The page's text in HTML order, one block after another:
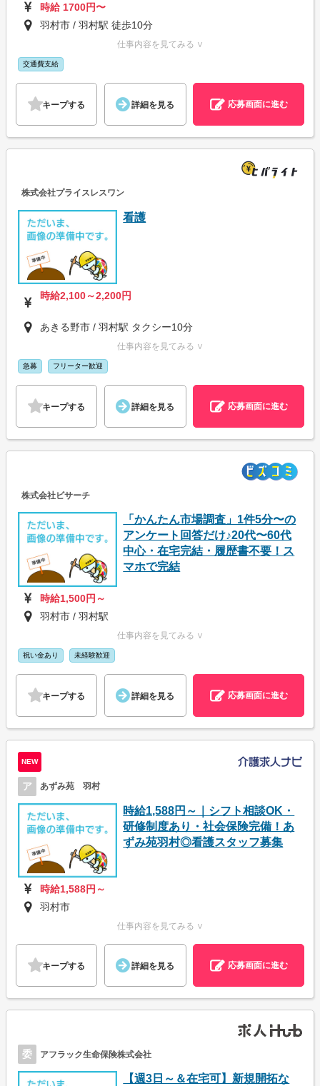
時給 1700円〜
羽村市 / 羽村駅 徒歩10分
仕事内容を見てみる ∨
交通費支給
キープする 詳細を見る 応募画面に進む
株式会社プライスレスワン
看護
時給2,100～2,200円
あきる野市 / 羽村駅 タクシー10分
仕事内容を見てみる ∨
急募 フリーター歓迎
キープする 詳細を見る 応募画面に進む
株式会社ビサーチ
「かんたん市場調査」1件5分〜の
アンケート回答だけ♪20代〜60代
中心・在宅完結・履歴書不要！ス
マホで完結
時給1,500円～
羽村市 / 羽村駅
仕事内容を見てみる ∨
祝い金あり 未経験歓迎
キープする 詳細を見る 応募画面に進む
NEW
ア あずみ苑 羽村
時給1,588円～｜シフト相談OK・
研修制度あり・社会保険完備！あ
ずみ苑羽村◎看護スタッフ募集
時給1,588円～
羽村市
仕事内容を見てみる ∨
キープする 詳細を見る 応募画面に進む
委 アフラック生命保険株式会社
【週3日～＆在宅可】新規開拓な